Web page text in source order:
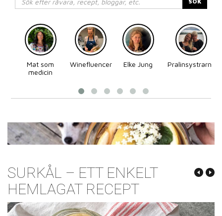
Mat som
medicin
Winefluencer Elke Jung
Pralinsystrarna
SURKÅL – ETT ENKELT
HEMLAGAT RECEPT